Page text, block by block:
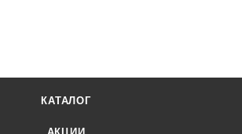
КАТАЛОГ